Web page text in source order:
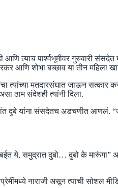
त्याच पार्श्वभूमीवर गुरुवारी संसदेत
आणि शोभा बच्छाव या तीन
मतदारसंघात जाऊन सत्कार
ठाम संदेशही त्यांनी दिला.
दुबे यांना संसदेतच अडचणीत आणलं.
ये, समुद्रात दुबो… दुबो के मारूंगा”
नाराजी असून त्याची सोशल